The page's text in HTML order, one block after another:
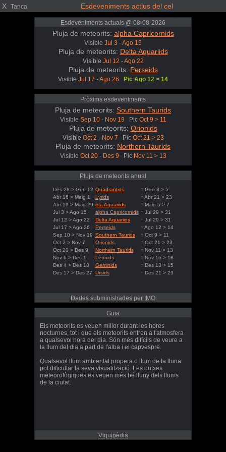
X Tanca Esdeveniments actius del cel
Esdeveniments actuals @ 08-08-2026
Pluja de meteorits: alpha Capricornids
Visible Jul 3 - Ago 15
Pluja de meteorits: Delta Aquariids
Visible Jul 12 - Ago 22
Pluja de meteorits: Perseids
Visible Jul 17 - Ago 26 Pic Ago 12 > 14
Pròxims esdeveniments
Pluja de meteorits: Southern Taurids
Visible Sep 10 - Nov 19 Pic Oct 9 > 11
Pluja de meteorits: Orionids
Visible Oct 2 - Nov 7 Pic Oct 21 > 23
Pluja de meteorits: Northern Taurids
Visible Oct 20 - Des 9 Pic Nov 11 > 13
Pluja de meteorits anual
Des 28 > Gen 12 Quadrantids
↑ Gen 3 > 5
Abr 16 > Maig 1
Lyrids
↑ Abr 21 > 23
Abr 19 > Maig 29 eta Aquariids
↑ Maig 5 > 7
Jul 3 > Ago 15
alpha Capricornids ↑ Jul 29 > 31
Jul 12 > Ago 22
Delta Aquariids
↑ Jul 29 > 31
Jul 17 > Ago 26
Perseids
↑ Ago 12 > 14
Sep 10 > Nov 19 Southern Taurids
↑ Oct 9 > 11
Oct 2 > Nov 7
Orionids
↑ Oct 21 > 23
Oct 20 > Des 9
Northern Taurids
↑ Nov 11 > 13
Nov 6 > Des 1
Leonids
↑ Nov 16 > 18
Des 4 > Des 18
Geminids
↑ Des 13 > 15
Des 17 > Des 27
Ursids ↑ Des 21 > 23
Dades subministrades per IMO
Guia
Els meteorits es veuen millor durant les hores
nocturnes, tot i que els meteorits entren a l'atmosfera
a qualsevol hora del dia. Són més difícils de veure a
la llum del dia a part de l'alba i el capvespre.
Qualsevol llum ambiental propera o llum de la lluna
pot dificultar la seva visualització. Les dutxes
meteorològiques es veuen més bé lluny dels llums
de la ciutat.
Viquipèdia